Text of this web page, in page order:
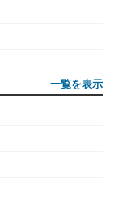
一覧を表示